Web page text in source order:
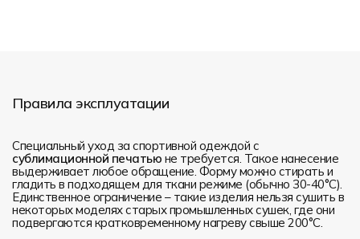
Правила эксплуатации
Специальный уход за спортивной одеждой с
сублимационной печатью не требуется. Такое нанесение
выдерживает любое обращение. Форму можно стирать и
гладить в подходящем для ткани режиме (обычно 30-40°С).
Единственное ограничение – такие изделия нельзя сушить в
некоторых моделях старых промышленных сушек, где они
подвергаются кратковременному нагреву свыше 200°С.